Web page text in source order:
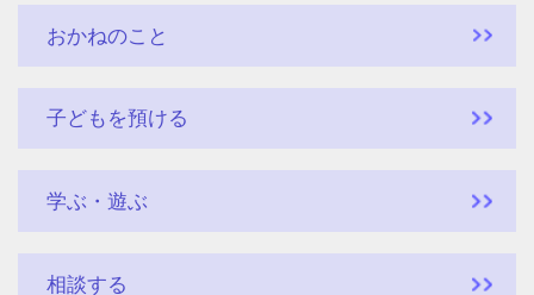
おかねのこと
子どもを預ける
学ぶ・遊ぶ
相談する